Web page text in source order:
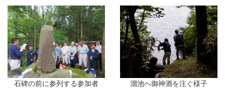
石碑の前に参列する参加者 溜池へ御神酒を注ぐ様子